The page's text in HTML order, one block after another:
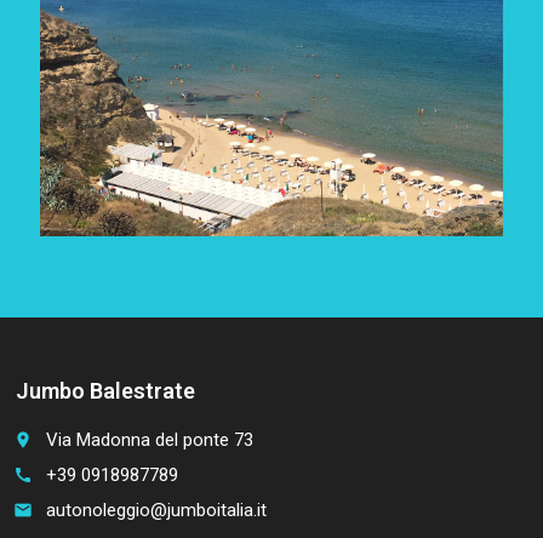
Jumbo Balestrate
place Via Madonna del ponte 73
call +39 0918987789
email autonoleggio@jumboitalia.it